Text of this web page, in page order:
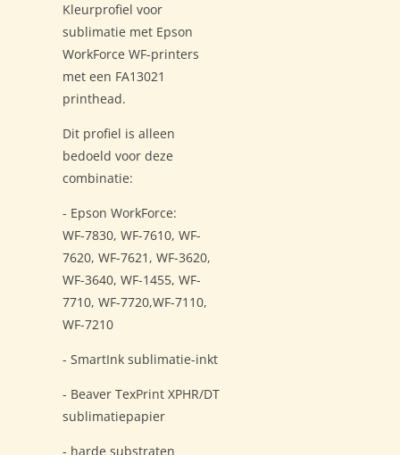
Kleurprofiel voor
sublimatie met Epson
WorkForce WF-printers
met een FA13021
printhead.
Dit profiel is alleen
bedoeld voor deze
combinatie:
- Epson WorkForce:
WF-7830, WF-7610, WF-
7620, WF-7621, WF-3620,
WF-3640, WF-1455, WF-
7710, WF-7720,WF-7110,
WF-7210
- SmartInk sublimatie-inkt
- Beaver TexPrint XPHR/DT
sublimatiepapier
- harde substraten